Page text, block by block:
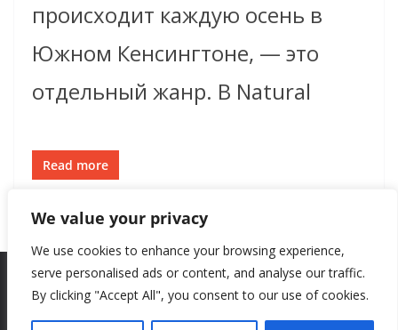
We value your privacy
We use cookies to enhance your browsing experience,
serve personalised ads or content, and analyse our traffic.
By clicking "Accept All", you consent to our use of cookies.
происходит каждую осень в
Южном Кенсингтоне, — это
отдельный жанр. В Natural
Read more